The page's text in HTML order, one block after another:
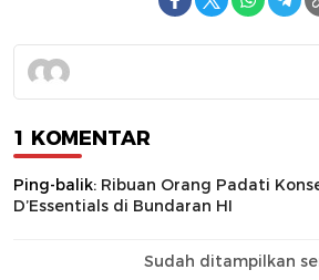
1 KOMENTAR
Ping-balik: Ribuan Orang Padati
D’Essentials di Bundaran HI
Sudah ditampilkan